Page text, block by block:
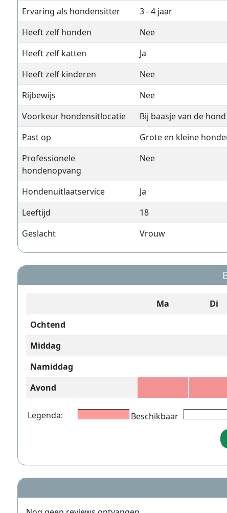
Ervaring als hondensitter
3 - 4 jaar
Heeft zelf honden
Nee
Heeft zelf katten
Ja
Heeft zelf kinderen
Nee
Rijbewijs
Nee
Voorkeur hondensitlocatie
Bij baasje van de hond
Past op
Grote en kleine
Professionele
hondenopvang
Nee
Hondenuitlaatservice
Ja
Leeftijd
18
Geslacht
Vrouw
Ma Di
Ochtend
Middag
Namiddag
Avond
Legenda: Beschikbaar